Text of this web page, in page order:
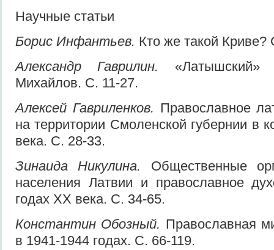
Научные статьи
Борис Инфантьев. Кто же такой Криве?
Александр Гаврилин. «Латышский»
Михайлов. С. 11-27.
Алексей Гавриленков. Православное
на территории Смоленской губернии в
века. С. 28-33.
Зинаида Никулина. Общественные
населения Латвии и православное
годах XX века. С. 34-65.
Константин Обозный. Православная
в 1941-1944 годах. С. 66-119.